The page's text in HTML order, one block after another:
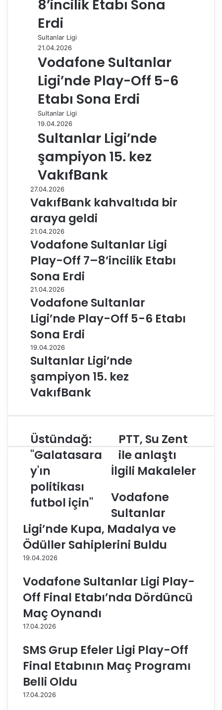
8’incilik Etabı Sona
Erdi
Sultanlar Ligi
21.04.2026
Vodafone Sultanlar
Ligi’nde Play-Off 5-6
Etabı Sona Erdi
Sultanlar Ligi
19.04.2026
Sultanlar Ligi’nde
şampiyon 15. kez
VakıfBank
27.04.2026
VakıfBank kahvaltıda bir
araya geldi
21.04.2026
Vodafone Sultanlar Ligi
Play-Off 7–8’incilik Etabı
Sona Erdi
21.04.2026
Vodafone Sultanlar
Ligi’nde Play-Off 5-6 Etabı
Sona Erdi
19.04.2026
Sultanlar Ligi’nde
şampiyon 15. kez
VakıfBank
Ü
s
ü
n
d
a
ğ
"
G
a
l
t
a
s
a
r
y
'
ı
p
o
Üstündağ:
"Galatasara
y'ın
politikası
futbol için"
P
T
,
S
Z
e
n
t
i
l
n
a
PTT, Su Zent
ile anlaştı
İlgili Makaleler
Vodafone
Sultanlar
Ligi’nde Kupa, Madalya ve
Ödüller Sahiplerini Buldu
19.04.2026
Vodafone Sultanlar Ligi Play-
Off Final Etabı’nda Dördüncü
Maç Oynandı
17.04.2026
SMS Grup Efeler Ligi Play-Off
Final Etabının Maç Programı
Belli Oldu
17.04.2026